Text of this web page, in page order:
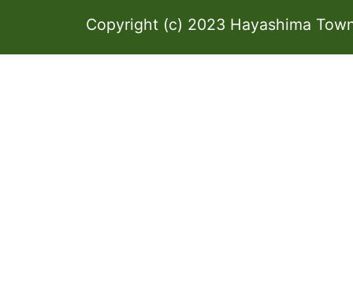
Copyright (c) 2023 Hayashima